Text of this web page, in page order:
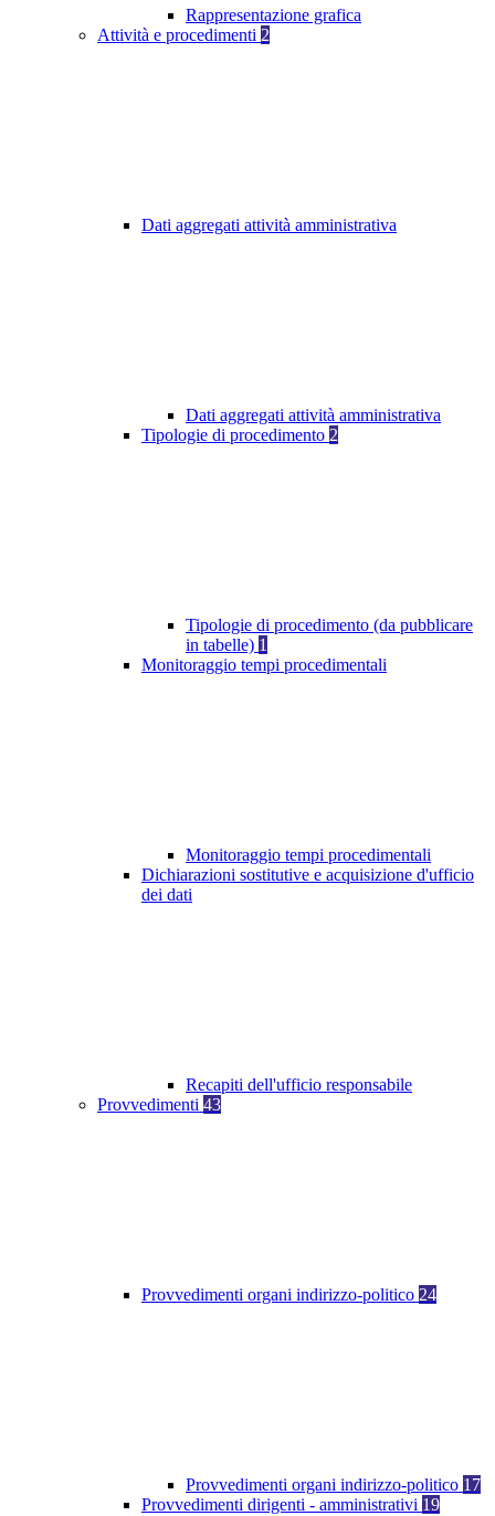
Rappresentazione grafica
Attività e procedimenti 2
Dati aggregati attività amministrativa
Dati aggregati attività amministrativa
Tipologie di procedimento 2
Tipologie di procedimento (da pubblicare
in tabelle) 1
Monitoraggio tempi procedimentali
Monitoraggio tempi procedimentali
Dichiarazioni sostitutive e acquisizione d'ufficio
dei dati
Recapiti dell'ufficio responsabile
Provvedimenti 43
Provvedimenti organi indirizzo-politico 24
Provvedimenti organi indirizzo-politico 17
Provvedimenti dirigenti - amministrativi 19